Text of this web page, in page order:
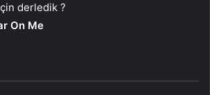
derledik ?
On Me